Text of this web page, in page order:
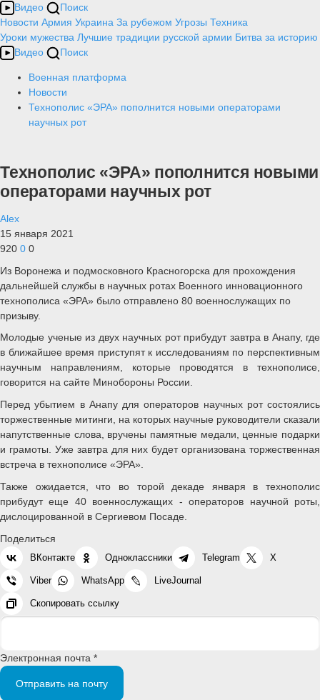
Видео
Поиск
Новости Армия Украина За рубежом Угрозы Техника
Уроки мужества Лучшие традиции русской армии Битва за историю
Видео
Поиск
Военная платформа
Новости
Технополис «ЭРА» пополнится новыми операторами
научных рот
Технополис «ЭРА» пополнится новыми
операторами научных рот
Alex
15 января 2021
920 0 0
Из Воронежа и подмосковного Красногорска для прохождения
дальнейшей службы в научных ротах Военного инновационного
технополиса «ЭРА» было отправлено 80 военнослужащих по
призыву.
Молодые ученые из двух научных рот прибудут завтра в Анапу, где
в ближайшее время приступят к исследованиям по перспективным
научным направлениям, которые проводятся в технополисе,
говорится на сайте Минобороны России.
Перед убытием в Анапу для операторов научных рот состоялись
торжественные митинги, на которых научные руководители сказали
напутственные слова, вручены памятные медали, ценные подарки
и грамоты. Уже завтра для них будет организована торжественная
встреча в технополисе «ЭРА».
Также ожидается, что во торой декаде января в технополис
прибудут еще 40 военнослужащих - операторов научной роты,
дислоцированной в Сергиевом Посаде.
Поделиться
ВКонтакте Одноклассники Telegram X
Viber WhatsApp LiveJournal
Скопировать ссылку
Электронная почта *
Отправить на почту